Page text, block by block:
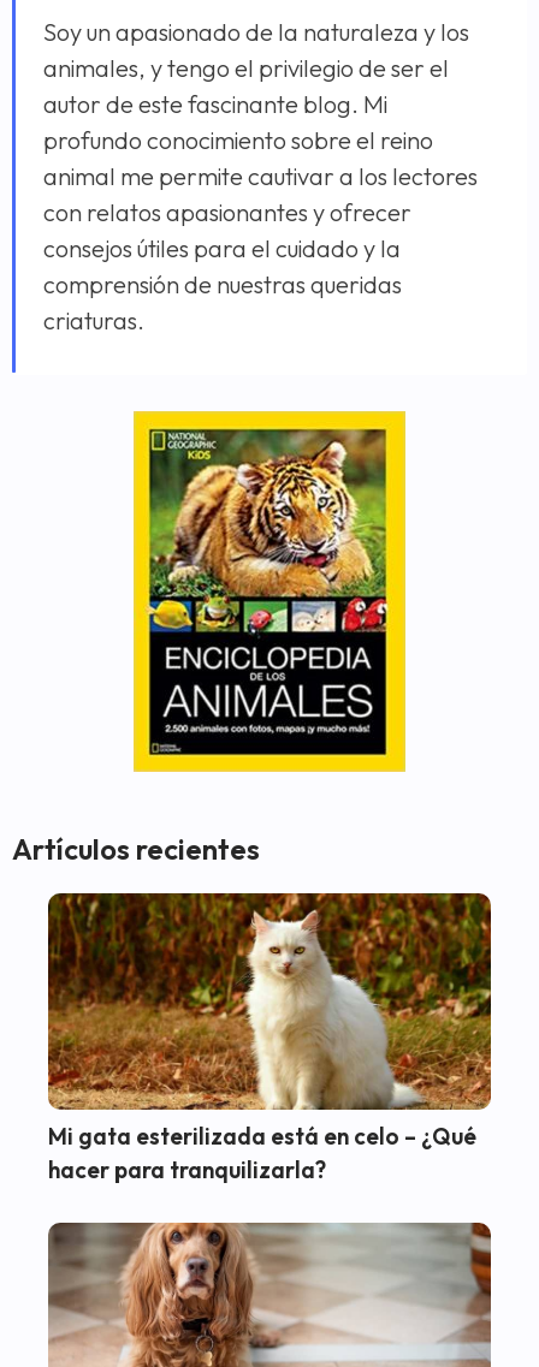
Soy un apasionado de la naturaleza y los
animales, y tengo el privilegio de ser el
autor de este fascinante blog. Mi
profundo conocimiento sobre el reino
animal me permite cautivar a los lectores
con relatos apasionantes y ofrecer
consejos útiles para el cuidado y la
comprensión de nuestras queridas
criaturas.
Artículos recientes
Mi gata esterilizada está en celo – ¿Qué
hacer para tranquilizarla?